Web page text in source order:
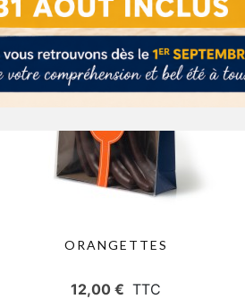
ORANGETTES
12,00 € TTC